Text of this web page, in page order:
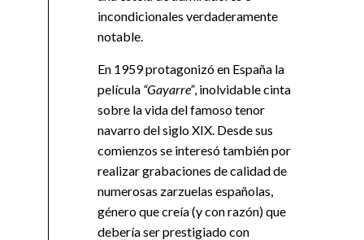
incondicionales verdaderamente
notable.
En 1959 protagonizó en España la
película “Gayarre”, inolvidable cinta
sobre la vida del famoso tenor
navarro del siglo XIX. Desde sus
comienzos se interesó también por
realizar grabaciones de calidad de
numerosas zarzuelas españolas,
género que creía (y con razón) que
debería ser prestigiado con